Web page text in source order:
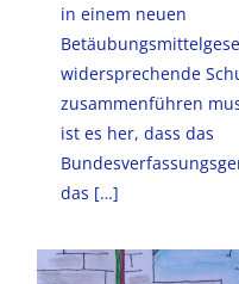
in einem neuen
widersprechende
zusammenführen
ist es her, dass das
das […]